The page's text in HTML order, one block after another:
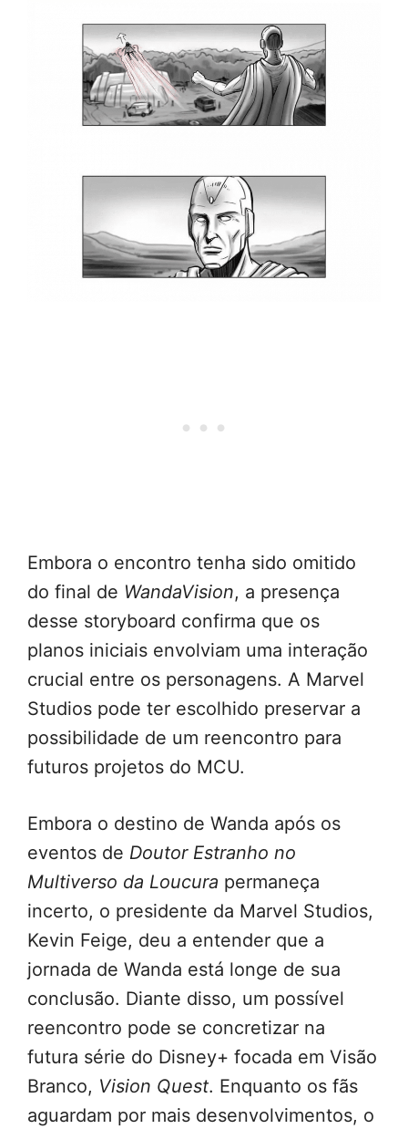
Embora o encontro tenha sido omitido
do final de WandaVision, a presença
desse storyboard confirma que os
planos iniciais envolviam uma interação
crucial entre os personagens. A Marvel
Studios pode ter escolhido preservar a
possibilidade de um reencontro para
futuros projetos do MCU.
Embora o destino de Wanda após os
eventos de Doutor Estranho no
Multiverso da Loucura permaneça
incerto, o presidente da Marvel Studios,
Kevin Feige, deu a entender que a
jornada de Wanda está longe de sua
conclusão. Diante disso, um possível
reencontro pode se concretizar na
futura série do Disney+ focada em Visão
Branco, Vision Quest. Enquanto os fãs
aguardam por mais desenvolvimentos, o